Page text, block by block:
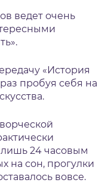
ведет очень
«История
пробуя себя на
24 часовым
на сон, прогулки
вовсе.